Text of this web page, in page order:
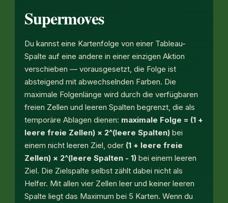
Supermoves
Du kannst eine Kartenfolge von einer Tableau-
Spalte auf eine andere in einer einzigen Aktion
verschieben — vorausgesetzt, die Folge ist
absteigend mit abwechselnden Farben. Die
maximale Folgenlänge wird durch die verfügbaren
freien Zellen und leeren Spalten begrenzt, die als
temporäre Ablagen dienen: maximale Folge = (1 +
leere freie Zellen) × 2^(leere Spalten) bei
einemnicht leeren Ziel, oder (1 + leere freie
Zellen) × 2^(leere Spalten - 1) bei einemleeren
Ziel. Die Zielspalte selbst zählt dabei nicht als
Helfer. Mit allen vier Zellen leer und keiner leeren
Spalte liegt das Maximum bei 5 Karten. Wenn du